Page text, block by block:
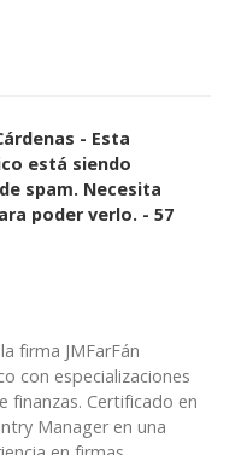
- Esta
está siendo
spam. Necesita
poder verlo. - 57
firma JMFarFán
con especializaciones
finanzas. Certificado en
Manager en una